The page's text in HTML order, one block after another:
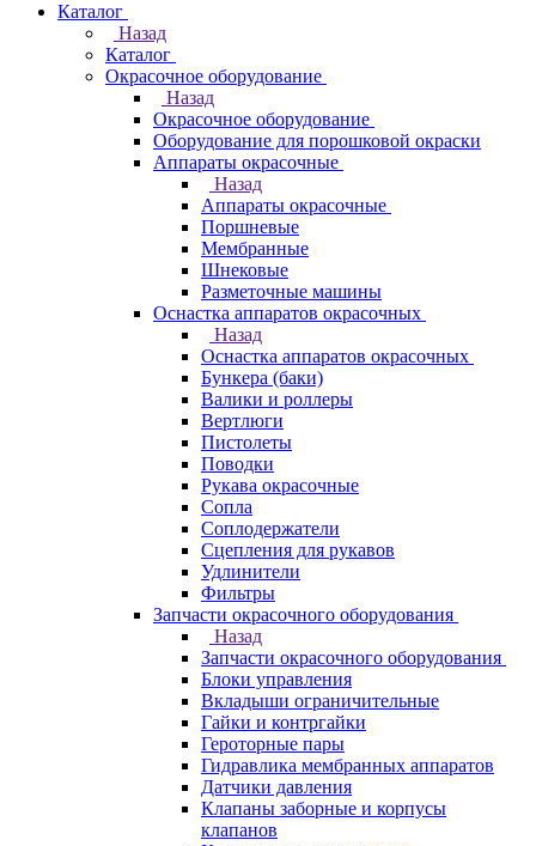
Каталог
Назад
Каталог
Окрасочное оборудование
Назад
Окрасочное оборудование
Оборудование для порошковой окраски
Аппараты окрасочные
Назад
Аппараты окрасочные
Поршневые
Мембранные
Шнековые
Разметочные машины
Оснастка аппаратов окрасочных
Назад
Оснастка аппаратов окрасочных
Бункера (баки)
Валики и роллеры
Вертлюги
Пистолеты
Поводки
Рукава окрасочные
Сопла
Соплодержатели
Сцепления для рукавов
Удлинители
Фильтры
Запчасти окрасочного оборудования
Назад
Запчасти окрасочного оборудования
Блоки управления
Вкладыши ограничительные
Гайки и контргайки
Героторные пары
Гидравлика мембранных аппаратов
Датчики давления
Клапаны заборные и корпусы
клапанов